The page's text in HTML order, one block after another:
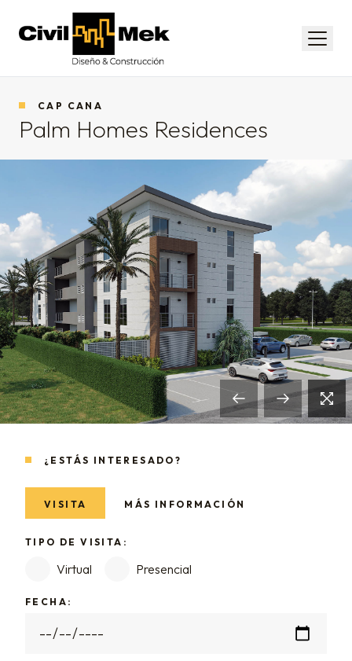
Civil-Mek
Menú
CAP CANA
Palm Homes Residences
¿ESTÁS INTERESADO?
VISITA MÁS INFORMACIÓN
TIPO DE VISITA:
Virtual Presencial
FECHA: